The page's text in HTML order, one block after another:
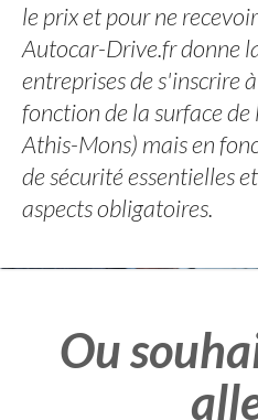
le prix et pour ne
Autocar-Drive.fr donne
entreprises de s'inscrire
fonction de la surface
Athis-Mons) mais en
de sécurité essentielles
aspects obligatoires.
Ou